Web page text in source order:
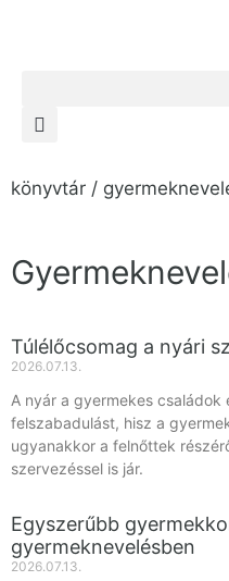
könyvtár /
Túlélőcsomag a nyári
2026.07.13.
A nyár a gyermekes
felszabadulást, hisz a
ugyanakkor a felnőttek
szervezéssel is jár.
Egyszerűbb
gyermeknevelésben
2026.07.13.